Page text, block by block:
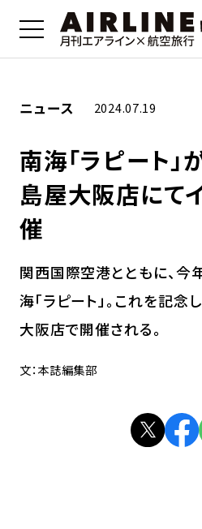
ニュース 2024.07.19
南海「ラピート」
島屋大阪店にて
催
関西国際空港とともに、今
海「ラピート」。これを記念
大阪店で開催される。
文：本誌編集部